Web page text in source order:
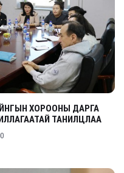
ХОРООНЫ ДАРГА
ТАНИЛЦЛАА